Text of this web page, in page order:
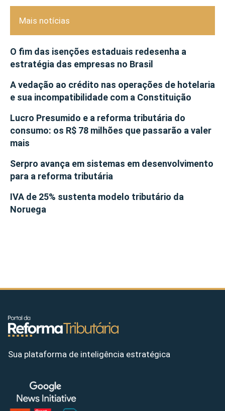
Mais notícias
O fim das isenções estaduais redesenha a
estratégia das empresas no Brasil
A vedação ao crédito nas operações de hotelaria
e sua incompatibilidade com a Constituição
Lucro Presumido e a reforma tributária do
consumo: os R$ 78 milhões que passarão a valer
mais
Serpro avança em sistemas em desenvolvimento
para a reforma tributária
IVA de 25% sustenta modelo tributário da
Noruega
Sua plataforma de inteligência estratégica